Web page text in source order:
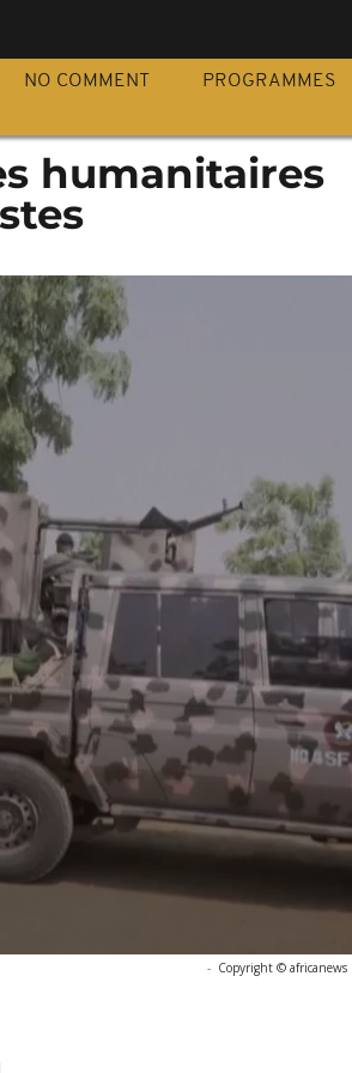
NO COMMENT PROGRAMMES
humanitaires
- Copyright © africanews